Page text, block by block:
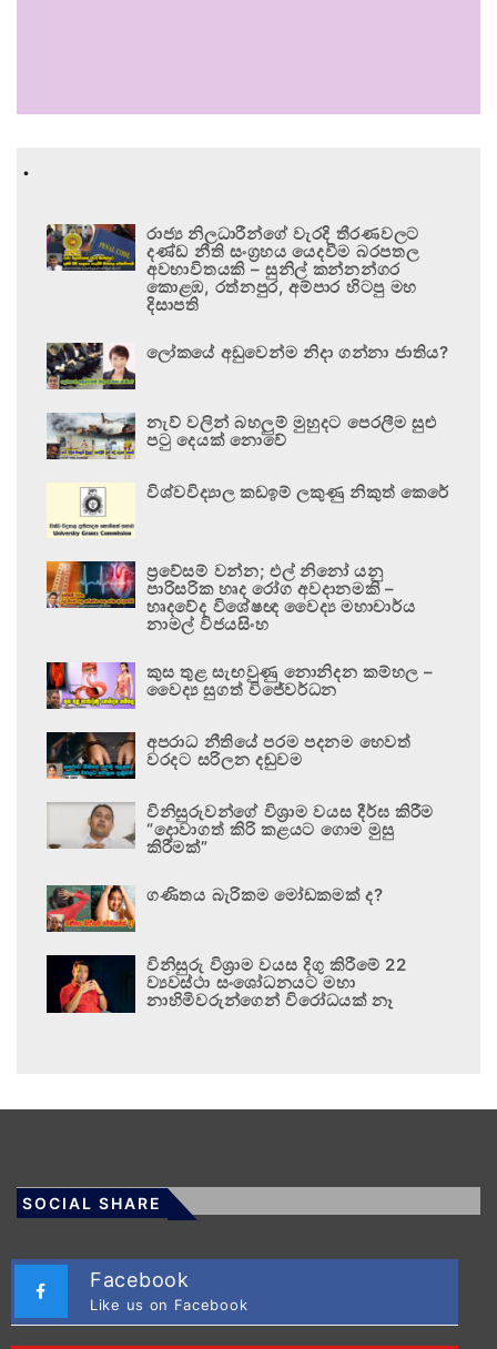
.
රාජ්‍ය නිලධාරීන්ගේ වැරදි තීරණවලට
දණ්ඩ නීති සංග්‍රහය යෙදවීම බරපතල
අවභාවිතයකි – සුනිල් කන්නන්ගර
කොළඹ, රත්නපුර, අම්පාර හිටපු මහ
දිසාපති
ලෝකයේ අඩුවෙන්ම නිදා ගන්නා ජාතිය?
නැව් වලින් බහලුම් මුහුදට පෙරලීම සුළු
පටු දෙයක් නොවේ
විශ්වවිද්‍යාල කඩඉම් ලකුණු නිකුත් කෙරේ
ප්‍රවේසම් වන්න; එල් නිනෝ යනු
පාරිසරික හෘද රෝග අවදානමකි –
හෘදවේද විශේෂඥ වෛද්‍ය මහාචාර්ය
නාමල් විජයසිංහ
කුස තුළ සැඟවුණු නොනිදන කම්හල –
වෛද්‍ය සුගත් විජේවර්ධන
අපරාධ නීතියේ පරම පදනම හෙවත්
වරදට සරිලන දඬුවම
විනිසුරුවන්ගේ විශ්‍රාම වයස දීර්ඝ කිරීම
“දොවාගත් කිරි කළයට ගොම මුසු
කිරීමක්”
ගණිතය බැරිකම මෝඩකමක් ද?
විනිසුරු විශ්‍රාම වයස දිගු කිරීමේ 22
ව්‍යවස්ථා සංශෝධනයට මහා
නාහිමිවරුන්ගෙන් විරෝධයක් නෑ
SOCIAL SHARE
Facebook
Like us on Facebook